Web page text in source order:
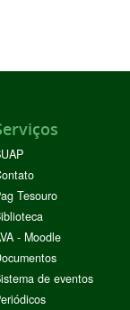
Tesouro
- Moodle
de eventos